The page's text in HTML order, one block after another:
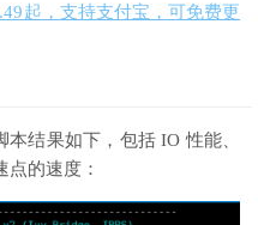
起，支持支付宝，可免费更
本结果如下，包括 IO 性能、
点的速度：